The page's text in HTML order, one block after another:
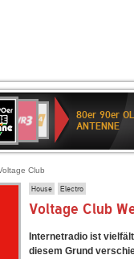
80er 90er
ANTENNE
Club
House Electro
Voltage Club
Internetradio ist
diesem Grund